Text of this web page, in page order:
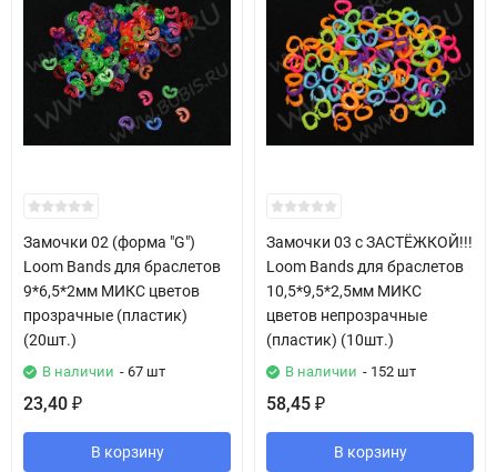
Замочки 02 (форма "G")
Loom Bands для браслетов
9*6,5*2мм МИКС цветов
прозрачные (пластик)
(20шт.)
В наличии - 67 шт
23,40 ₽
В корзину
Замочки 03 с ЗАСТЁЖКОЙ!!!
Loom Bands для браслетов
10,5*9,5*2,5мм МИКС
цветов непрозрачные
(пластик) (10шт.)
В наличии - 152 шт
58,45 ₽
В корзину